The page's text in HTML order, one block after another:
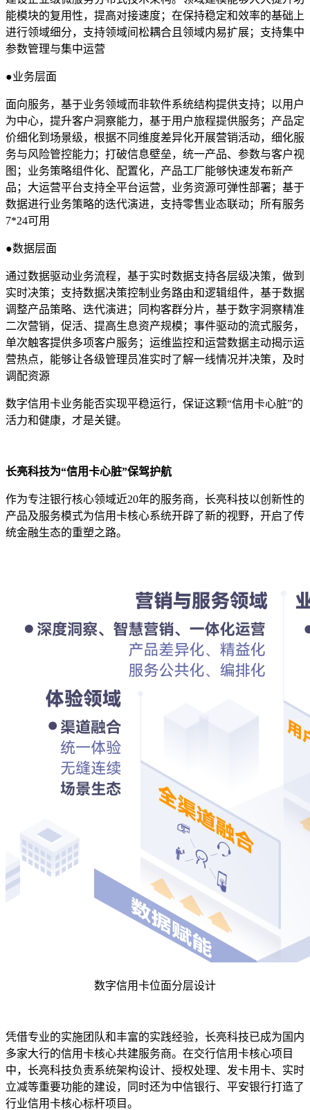
能模块的复用性，提高对接速度；在保持稳定和效率的基础上
进行领域细分，支持领域间松耦合且领域内易扩展；支持集中
参数管理与集中运营
●业务层面
面向服务，基于业务领域而非软件系统结构提供支持；以用户
为中心，提升客户洞察能力，基于用户旅程提供服务；产品定
价细化到场景级，根据不同维度差异化开展营销活动，细化服
务与风险管控能力；打破信息壁垒，统一产品、参数与客户视
图；业务策略组件化、配置化，产品工厂能够快速发布新产
品；大运营平台支持全平台运营，业务资源可弹性部署；基于
数据进行业务策略的迭代演进，支持零售业态联动；所有服务
7*24可用
●数据层面
通过数据驱动业务流程，基于实时数据支持各层级决策，做到
实时决策；支持数据决策控制业务路由和逻辑组件，基于数据
调整产品策略、迭代演进；同构客群分片，基于数字洞察精准
二次营销，促活、提高生息资产规模；事件驱动的流式服务，
单次触客提供多项客户服务；运维监控和运营数据主动揭示运
营热点，能够让各级管理员准实时了解一线情况并决策，及时
调配资源
数字信用卡业务能否实现平稳运行，保证这颗“信用卡心脏”的
活力和健康，才是关键。
长亮科技为“信用卡心脏”保驾护航
作为专注银行核心领域近20年的服务商，长亮科技以创新性的
产品及服务模式为信用卡核心系统开辟了新的视野，开启了传
统金融生态的重塑之路。
数字信用卡位面分层设计
凭借专业的实施团队和丰富的实践经验，长亮科技已成为国内
多家大行的信用卡核心共建服务商。在交行信用卡核心项目
中，长亮科技负责系统架构设计、授权处理、发卡用卡、实时
立减等重要功能的建设，同时还为中信银行、平安银行打造了
行业信用卡核心标杆项目。